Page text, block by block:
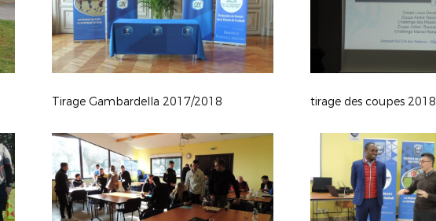
Tirage Gambardella 2017/2018 tirage des coupes 2018